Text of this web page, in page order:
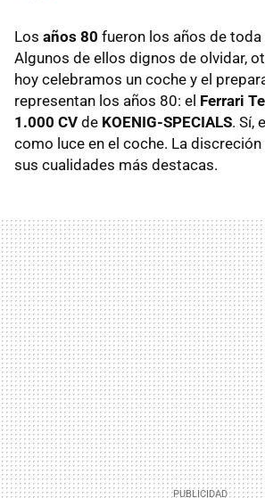
Los años 80 fueron los años de
Algunos de ellos dignos de olvidar,
hoy celebramos un coche y el
representan los años 80: el Ferrari
1.000 CV de KOENIG-SPECIALS. Sí,
como luce en el coche. La discreción
sus cualidades más destacas.